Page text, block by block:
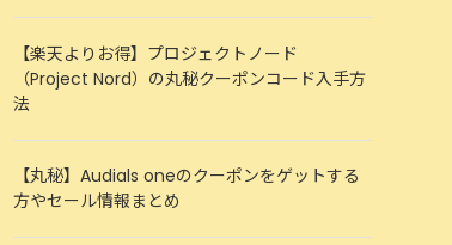
【楽天よりお得】プロジェクトノード
（Project Nord）の丸秘クーポンコード入手方
法
【丸秘】Audials oneのクーポンをゲットする
方やセール情報まとめ